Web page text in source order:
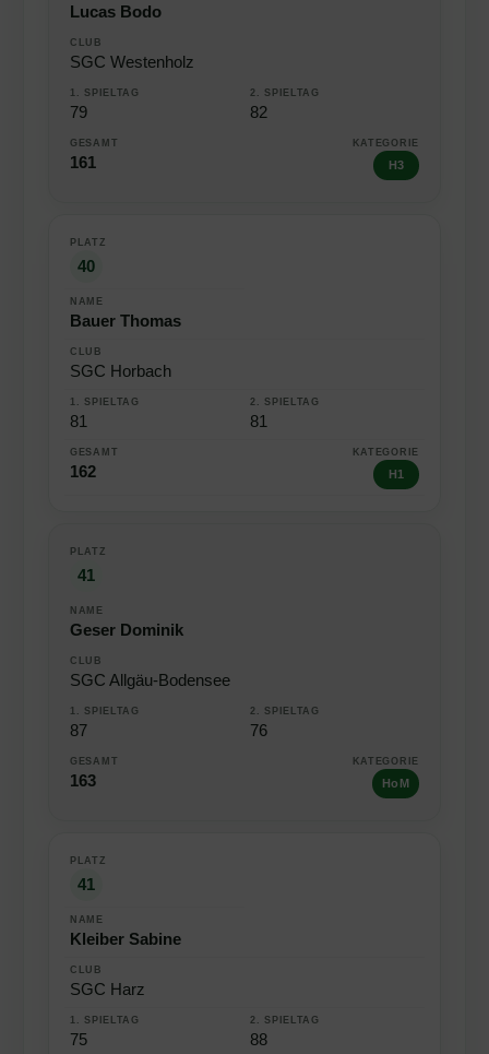
Lucas Bodo
SGC Westenholz
79 82
161 H3
40
Bauer Thomas
SGC Horbach
81 81
162 H1
41
Geser Dominik
SGC Allgäu-Bodensee
87 76
163 HoM
41
Kleiber Sabine
SGC Harz
75 88